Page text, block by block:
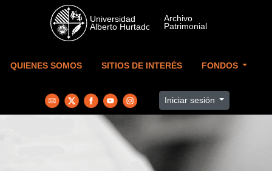
Skip to main content
QUIENES SOMOS SITIOS DE INTERÉS FONDOS
Iniciar sesión